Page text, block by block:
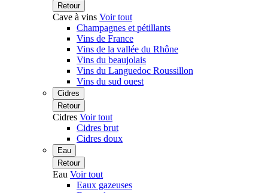
Retour
Cave à vins Voir tout
Champagnes et pétillants
Vins de France
Vins de la vallée du Rhône
Vins du beaujolais
Vins du Languedoc Roussillon
Vins du sud ouest
Cidres
Retour
Cidres Voir tout
Cidres brut
Cidres doux
Eau
Retour
Eau Voir tout
Eaux gazeuses